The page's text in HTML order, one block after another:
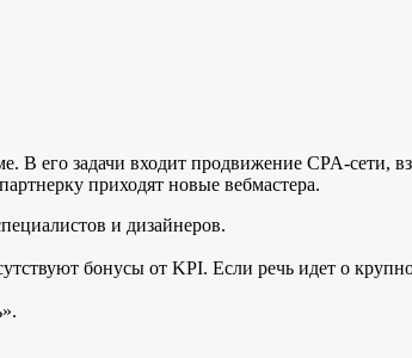
В его задачи входит продвижение CPA-сети,
приходят новые вебмастера.
и дизайнеров.
бонусы от KPI. Если речь идет о